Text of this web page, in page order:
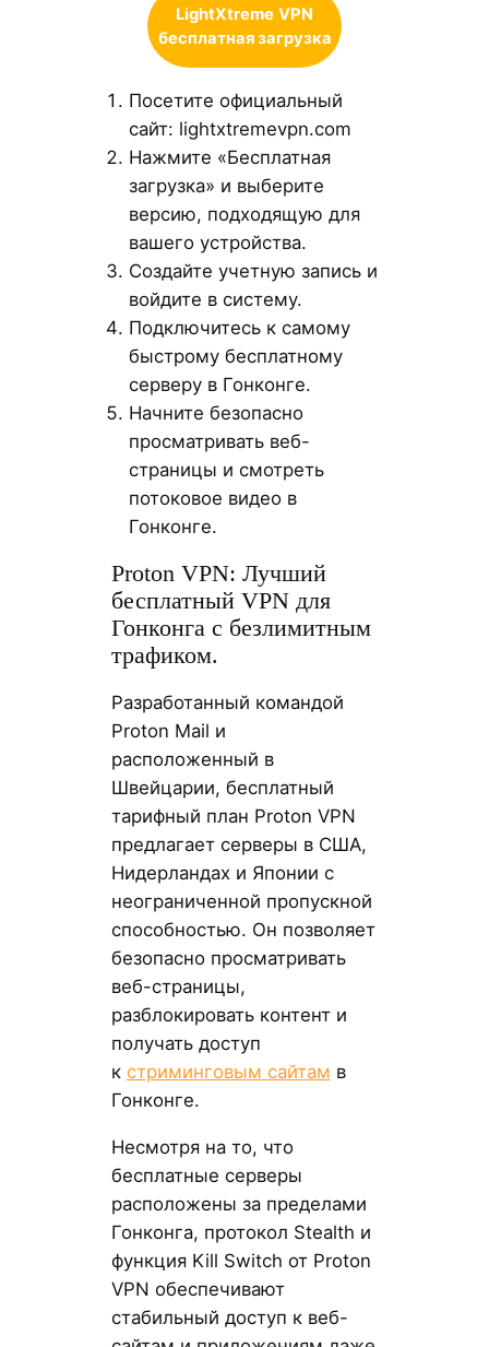
LightXtreme VPN
бесплатная загрузка
Посетите официальный
сайт: lightxtremevpn.com
Нажмите «Бесплатная
загрузка» и выберите
версию, подходящую для
вашего устройства.
Создайте учетную запись и
войдите в систему.
Подключитесь к самому
быстрому бесплатному
серверу в Гонконге.
Начните безопасно
просматривать веб-
страницы и смотреть
потоковое видео в
Гонконге.
Proton VPN: Лучший
бесплатный VPN для
Гонконга с безлимитным
трафиком.
Разработанный командой
Proton Mail и
расположенный в
Швейцарии, бесплатный
тарифный план Proton VPN
предлагает серверы в США,
Нидерландах и Японии с
неограниченной пропускной
способностью. Он позволяет
безопасно просматривать
веб-страницы,
разблокировать контент и
получать доступ
к стриминговым сайтам в
Гонконге.
Несмотря на то, что
бесплатные серверы
расположены за пределами
Гонконга, протокол Stealth и
функция Kill Switch от Proton
VPN обеспечивают
стабильный доступ к веб-